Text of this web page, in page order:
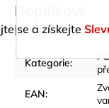
se a získejte
Doplňkové
parametry
Kategorie:
EAN: